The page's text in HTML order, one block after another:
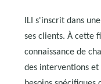
ILI s'inscrit dans
ses clients. À cette
connaissance de
des interventions